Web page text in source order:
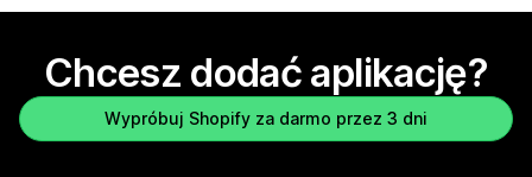
Chcesz dodać aplikację?
Wypróbuj Shopify za darmo przez 3 dni